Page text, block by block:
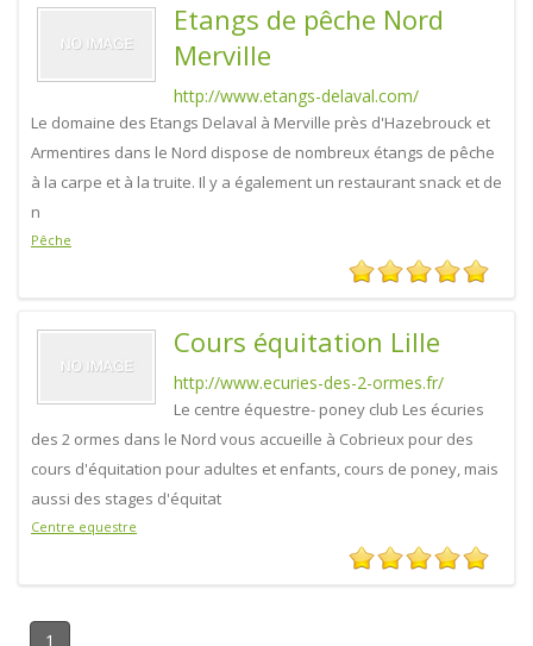
Etangs de pêche Nord
Merville
http://www.etangs-delaval.com/
Le domaine des Etangs Delaval à Merville près d'Hazebrouck et
Armentires dans le Nord dispose de nombreux étangs de pêche
à la carpe et à la truite. Il y a également un restaurant snack et de
n
Pêche
Cours équitation Lille
http://www.ecuries-des-2-ormes.fr/
Le centre équestre- poney club Les écuries
des 2 ormes dans le Nord vous accueille à Cobrieux pour des
cours d'équitation pour adultes et enfants, cours de poney, mais
aussi des stages d'équitat
Centre equestre
1